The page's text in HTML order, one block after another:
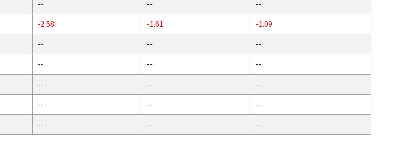
-- --
--
-2.58 -1.61
-1.09
-- --
--
-- --
--
-- --
--
-- --
--
-- -- --